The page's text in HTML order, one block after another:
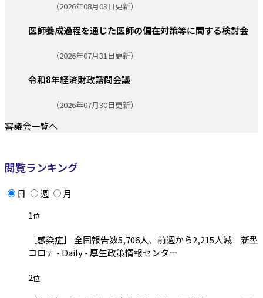
（2026年08月03日更新）
医師養成過程を通じた医師の偏在対策等に関する検討会
（2026年07月31日更新）
令和8年経済財政諮問会議
（2026年07月30日更新）
審議会一覧へ
閲覧ランキング
日 週
月
1位
［感染症］ 全国報告数5,706人、前週から2,215人減 新型
コロナ - Daily - 厚生政策情報センター
2位